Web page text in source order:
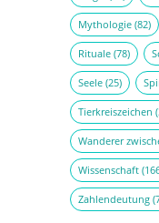
Mythologie(82)
Rituale(78)
Seele(25)
Tierkreiszeichen
Wanderer
Wissenschaft
Zahlendeutung